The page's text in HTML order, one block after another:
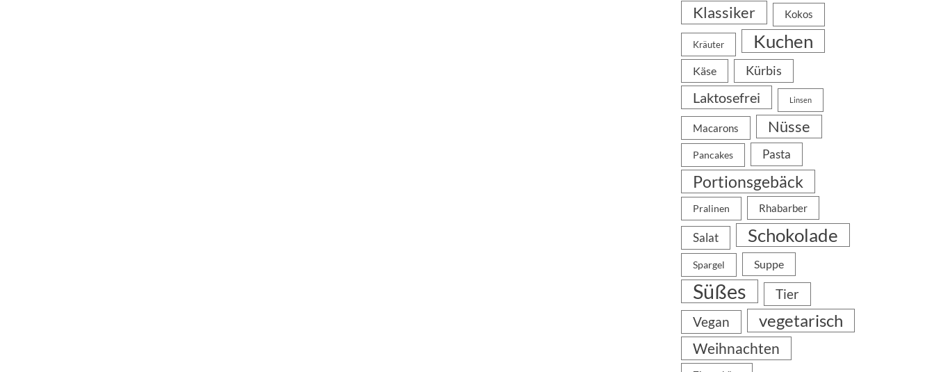
Klassiker Kokos
Kräuter Kuchen
Käse Kürbis
Laktosefrei Linsen
Macarons Nüsse
Pancakes Pasta
Portionsgebäck
Pralinen Rhabarber
Salat Schokolade
Spargel Suppe
Süßes
Tier
Vegan
vegetarisch
Weihnachten